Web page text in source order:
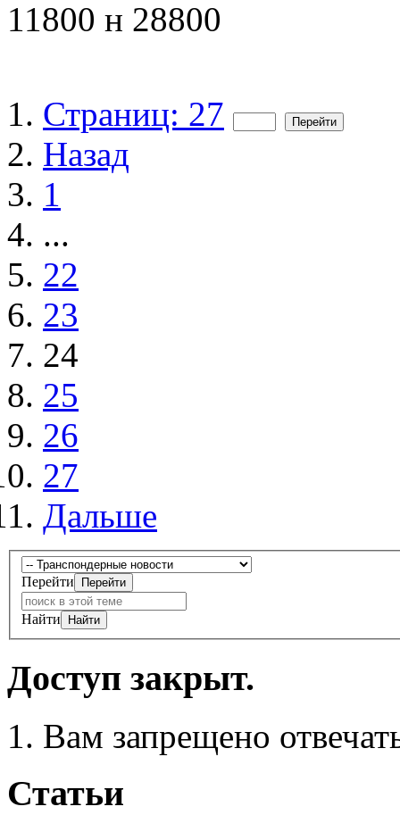
11800 н 28800
Страниц: 27
Назад
1
...
22
23
24
25
26
27
Дальше
Перейти
Найти
Доступ закрыт.
Вам запрещено
Статьи